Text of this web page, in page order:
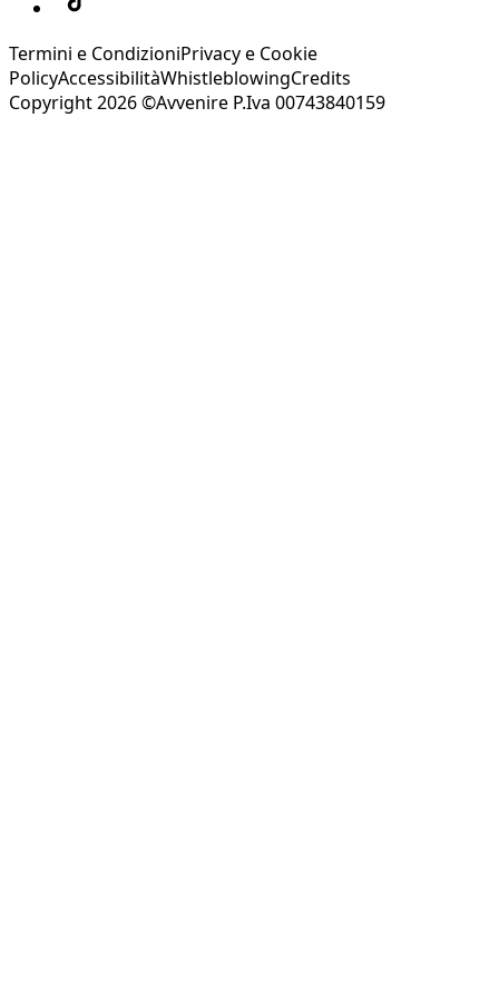
Termini e CondizioniPrivacy e Cookie
PolicyAccessibilitàWhistleblowingCredits
Copyright 2026 ©Avvenire P.Iva 00743840159